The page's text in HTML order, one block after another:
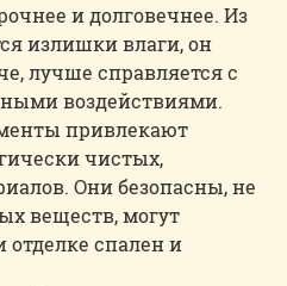
и долговечнее. Из
излишки влаги, он
лучше справляется с
воздействиями.
привлекают
чистых,
Они безопасны, не
веществ, могут
спален и